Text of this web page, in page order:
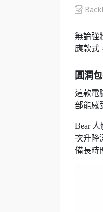
無論強
應款式
圓潤
這款電
部能感
Bear
次升降
備長時